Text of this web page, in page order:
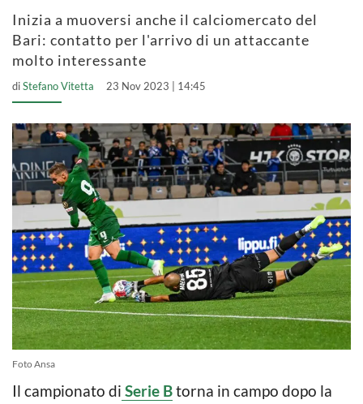
Inizia a muoversi anche il calciomercato del
Bari: contatto per l'arrivo di un attaccante
molto interessante
diStefano Vitetta 23 Nov 2023 | 14:45
Foto Ansa
Il campionato di Serie Btorna in campo dopo la